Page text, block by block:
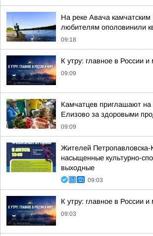
На реке Авача
любителям ополовинили
09:18
К утру: главное в России и
09:09
Камчатцев приглашают на
Елизово за здоровыми
09:09
Жителей Петропавловска-
насыщенные культурно-
выходные
09:03
К утру: главное в России и
09:03